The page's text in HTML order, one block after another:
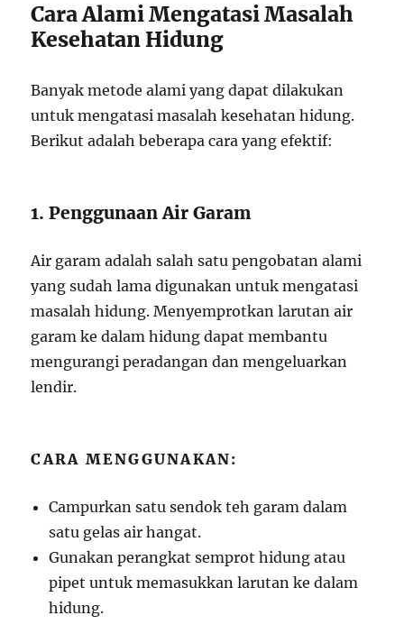
Cara Alami Mengatasi Masalah
Kesehatan Hidung
Banyak metode alami yang dapat dilakukan
untuk mengatasi masalah kesehatan hidung.
Berikut adalah beberapa cara yang efektif:
1. Penggunaan Air Garam
Air garam adalah salah satu pengobatan alami
yang sudah lama digunakan untuk mengatasi
masalah hidung. Menyemprotkan larutan air
garam ke dalam hidung dapat membantu
mengurangi peradangan dan mengeluarkan
lendir.
CARA MENGGUNAKAN:
Campurkan satu sendok teh garam dalam
satu gelas air hangat.
Gunakan perangkat semprot hidung atau
pipet untuk memasukkan larutan ke dalam
hidung.